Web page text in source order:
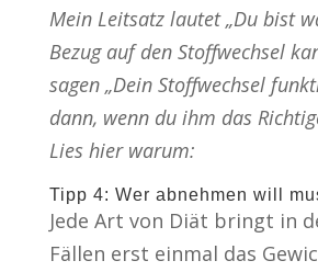
Mein Leitsatz lautet „Du bist
Bezug auf den Stoffwechsel
sagen „Dein Stoffwechsel
dann, wenn du ihm das
Lies hier warum:
Tipp 4: Wer abnehmen will
Jede Art von Diät bringt in
Fällen erst einmal das